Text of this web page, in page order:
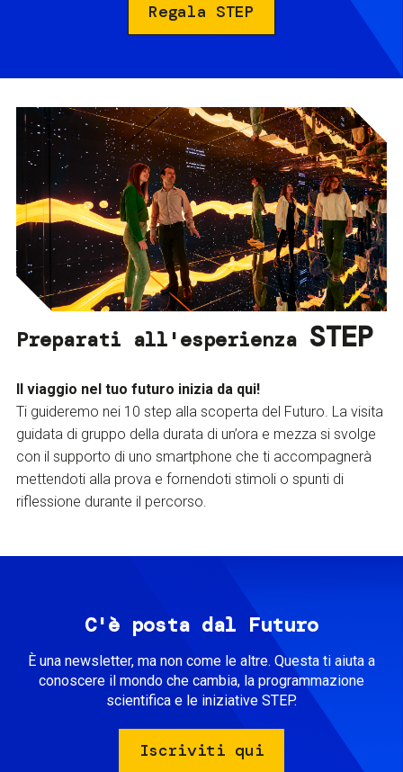
Regala STEP
Preparati all'esperienza STEP
Il viaggio nel tuo futuro inizia da qui!
Ti guideremo nei 10 step alla scoperta del Futuro. La visita
guidata di gruppo della durata di un’ora e mezza si svolge
con il supporto di uno smartphone che ti accompagnerà
mettendoti alla prova e fornendoti stimoli o spunti di
riflessione durante il percorso.
C'è posta dal Futuro
È una newsletter, ma non come le altre. Questa ti aiuta a
conoscere il mondo che cambia, la programmazione
scientifica e le iniziative STEP.
Iscriviti qui